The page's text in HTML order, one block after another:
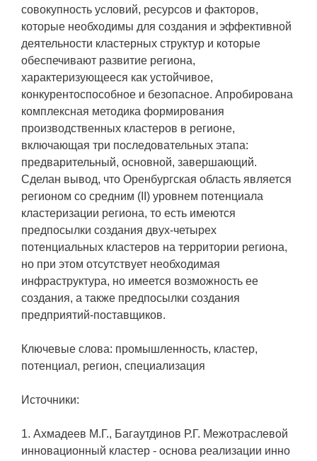
совокупность условий, ресурсов и факторов,
которые необходимы для создания и эффективной
деятельности кластерных структур и которые
обеспечивают развитие региона,
характеризующееся как устойчивое,
конкурентоспособное и безопасное. Апробирована
комплексная методика формирования
производственных кластеров в регионе,
включающая три последовательных этапа:
предварительный, основной, завершающий.
Сделан вывод, что Оренбургская область является
регионом со средним (II) уровнем потенциала
кластеризации региона, то есть имеются
предпосылки создания двух-четырех
потенциальных кластеров на территории региона,
но при этом отсутствует необходимая
инфраструктура, но имеется возможность ее
создания, а также предпосылки создания
предприятий-поставщиков.
Ключевые слова: промышленность, кластер,
потенциал, регион, специализация
Источники:
1. Ахмадеев М.Г., Багаутдинов Р.Г. Межотраслевой
инновационный кластер - основа реализации инно